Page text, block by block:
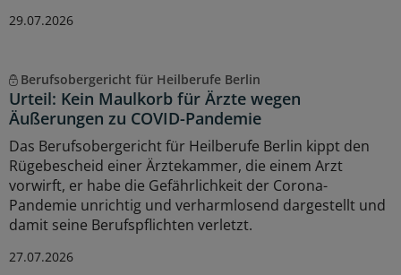
29.07.2026
Berufsobergericht für Heilberufe Berlin
Urteil: Kein Maulkorb für Ärzte wegen
Äußerungen zu COVID-Pandemie
Das Berufsobergericht für Heilberufe Berlin kippt den
Rügebescheid einer Ärztekammer, die einem Arzt
vorwirft, er habe die Gefährlichkeit der Corona-
Pandemie unrichtig und verharmlosend dargestellt und
damit seine Berufspflichten verletzt.
27.07.2026